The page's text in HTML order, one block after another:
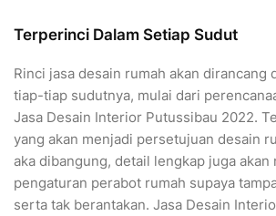
Terperinci Dalam Setiap Sudut
Rinci jasa desain rumah akan dirancang
tiap-tiap sudutnya, mulai dari
Jasa Desain Interior Putussibau 2022.
yang akan menjadi persetujuan desain
aka dibangung, detail lengkap juga akan
pengaturan perabot rumah supaya
serta tak berantakan. Jasa Desain